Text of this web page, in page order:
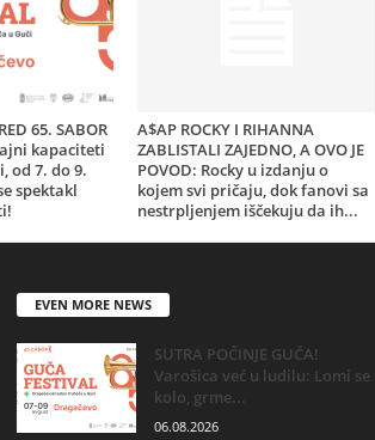
65. SABOR
kapaciteti
od 7. do 9.
spektakl
A$AP ROCKY I RIHANNA
ZABLISTALI ZAJEDNO, A OVO JE
POVOD: Rocky u izdanju o
kojem svi pričaju, dok fanovi sa
nestrpljenjem iščekuju da ih...
EVEN MORE NEWS
SUTRA POČINJE GUČA!
Varošica već u ludilu: Lomi se
kolo, grme...
06.08.2026